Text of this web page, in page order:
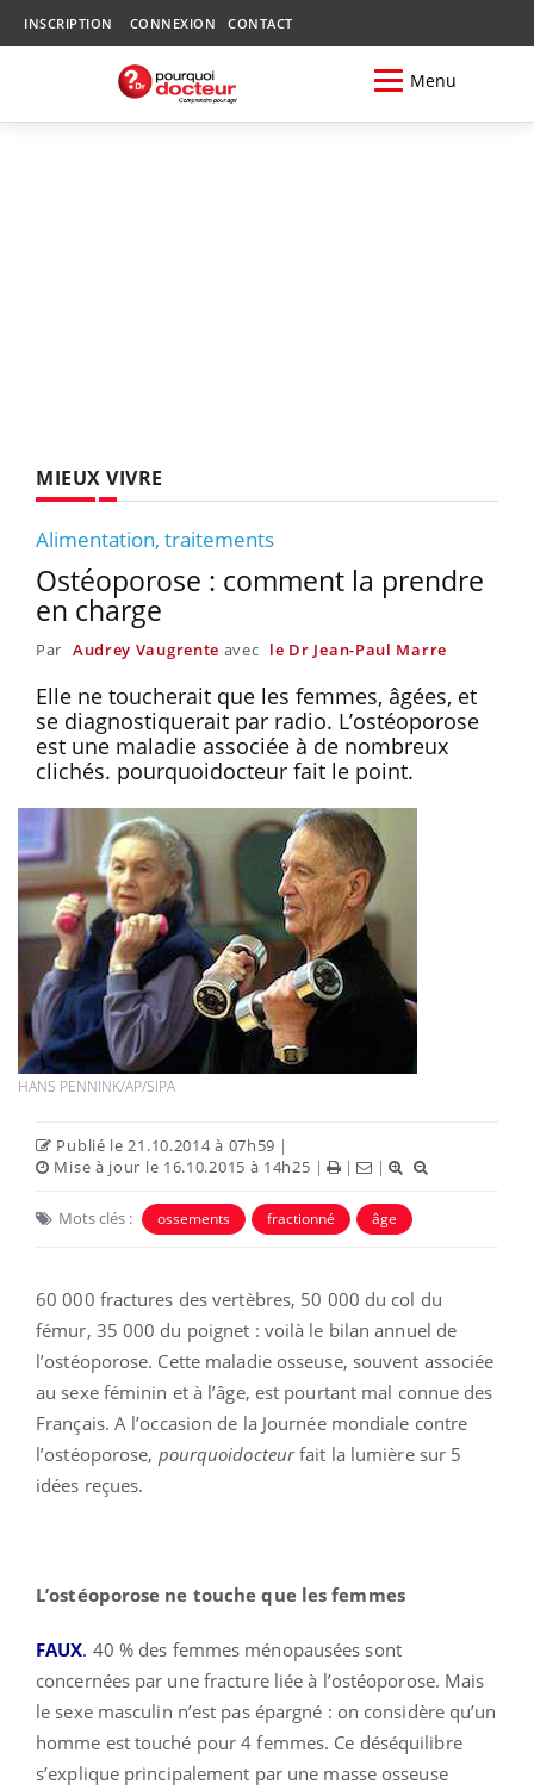
INSCRIPTION CONNEXION CONTACT
Menu
MIEUX VIVRE
Alimentation, traitements
Ostéoporose : comment la prendre
en charge
Par Audrey Vaugrente avec le Dr Jean-Paul Marre
Elle ne toucherait que les femmes, âgées, et
se diagnostiquerait par radio. L’ostéoporose
est une maladie associée à de nombreux
clichés. pourquoidocteur fait le point.
HANS PENNINK/AP/SIPA
Publié le 21.10.2014 à 07h59 |
Mise à jour le 16.10.2015 à 14h25 | | |
Mots clés : ossements fractionné âge
60 000 fractures des vertèbres, 50 000 du col du
fémur, 35 000 du poignet : voilà le bilan annuel de
l’ostéoporose. Cette maladie osseuse, souvent associée
au sexe féminin et à l’âge, est pourtant mal connue des
Français. A l’occasion de la Journée mondiale contre
l’ostéoporose, pourquoidocteurfait la lumière sur 5
idées reçues.
L’ostéoporose ne touche que les femmes
FAUX. 40 % des femmes ménopausées sont
concernées par une fracture liée à l’ostéoporose. Mais
le sexe masculin n’est pas épargné : on considère qu’un
homme est touché pour 4 femmes. Ce déséquilibre
s’explique principalement par une masse osseuse